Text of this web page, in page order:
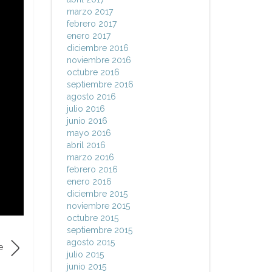
marzo 2017
febrero 2017
enero 2017
diciembre 2016
noviembre 2016
octubre 2016
septiembre 2016
agosto 2016
julio 2016
junio 2016
mayo 2016
abril 2016
marzo 2016
febrero 2016
enero 2016
diciembre 2015
noviembre 2015
octubre 2015
septiembre 2015
agosto 2015
julio 2015
junio 2015